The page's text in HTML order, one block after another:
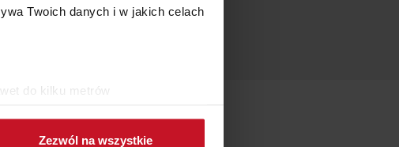
Twoich danych i w jakich celach
do kilku metrów
Zezwól na wszystkie